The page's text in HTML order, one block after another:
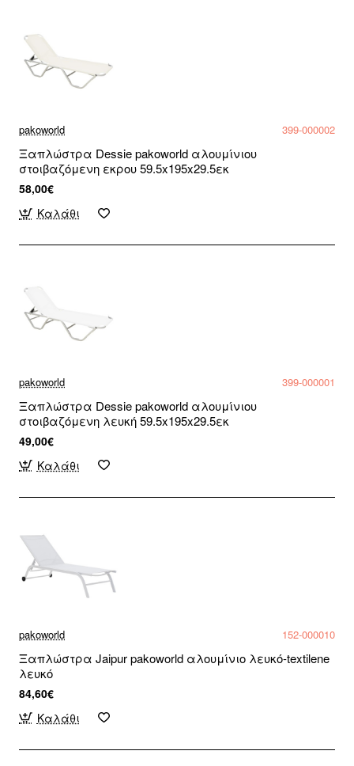
pakoworld 399-000002
Ξαπλώστρα Dessie pakoworld αλουμίνιου
στοιβαζόμενη εκρου 59.5x195x29.5εκ
58,00€
Καλάθι
pakoworld 399-000001
Ξαπλώστρα Dessie pakoworld αλουμίνιου
στοιβαζόμενη λευκή 59.5x195x29.5εκ
49,00€
Καλάθι
pakoworld 152-000010
Ξαπλώστρα Jaipur pakoworld αλουμίνιο λευκό-textilene
λευκό
84,60€
Καλάθι